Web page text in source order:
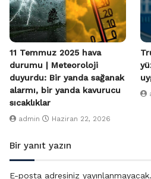
11 Temmuz 2025 hava
durumu | Meteoroloji
duyurdu: Bir yanda sağanak
alarmı, bir yanda kavurucu
sıcaklıklar
admin Haziran 22, 2026
Bir yanıt yazın
E-posta adresiniz yayınlanmayacak.